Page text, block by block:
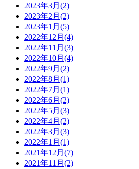
2023年3月(2)
2023年2月(2)
2023年1月(5)
2022年12月(4)
2022年11月(3)
2022年10月(4)
2022年9月(2)
2022年8月(1)
2022年7月(1)
2022年6月(2)
2022年5月(3)
2022年4月(2)
2022年3月(3)
2022年1月(1)
2021年12月(7)
2021年11月(2)